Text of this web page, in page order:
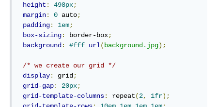
height : 498px;
margin: 0 auto;
padding: 1em;
box-sizing: border-box;
background : #fff url( background.jpg);
/* we create our grid */
display: grid ;
grid-gap: 20px;
grid-template-columns: repeat(2, 1fr);